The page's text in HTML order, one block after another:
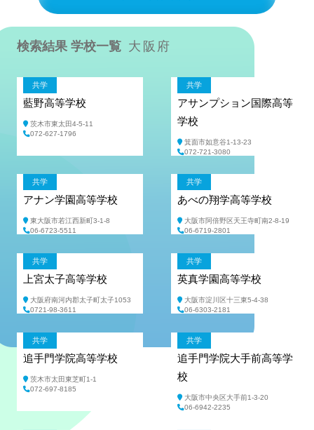
検索結果 学校一覧 大阪府
共学
藍野高等学校
茨木市東太田4-5-11
072-627-1796
共学
アサンプション国際高等
学校
箕面市如意谷1-13-23
072-721-3080
共学
アナン学園高等学校
東大阪市若江西新町3-1-8
06-6723-5511
共学
あべの翔学高等学校
大阪市阿倍野区天王寺町南2-8-19
06-6719-2801
共学
上宮太子高等学校
大阪府南河内郡太子町太子1053
0721-98-3611
共学
英真学園高等学校
大阪市淀川区十三東5-4-38
06-6303-2181
共学
追手門学院高等学校
茨木市太田東芝町1-1
072-697-8185
共学
追手門学院大手前高等学
校
大阪市中央区大手前1-3-20
06-6942-2235